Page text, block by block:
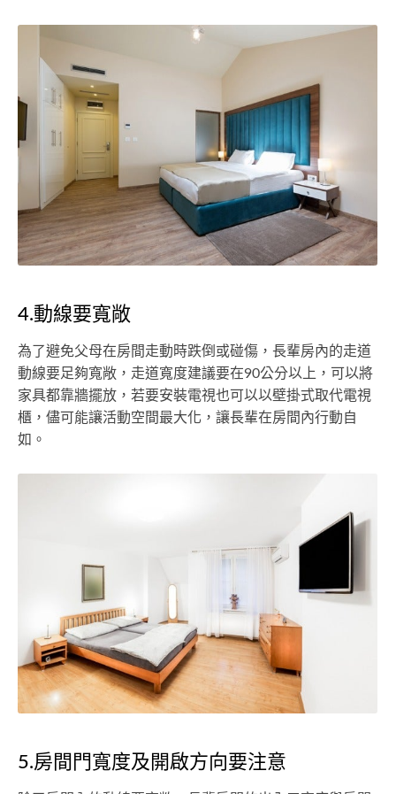
4.動線要寬敞
為了避免父母在房間走動時跌倒或碰傷，長輩房內的走道
動線要足夠寬敞，走道寬度建議要在90公分以上，可以將
家具都靠牆擺放，若要安裝電視也可以以壁掛式取代電視
櫃，儘可能讓活動空間最大化，讓長輩在房間內行動自
如。
5.房間門寬度及開啟方向要注意